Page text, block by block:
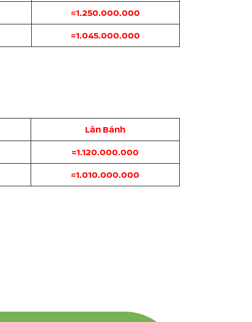
≈1.250.000.000
≈1.045.000.000
Lăn Bánh
≈1.120.000.000
≈1.010.000.000